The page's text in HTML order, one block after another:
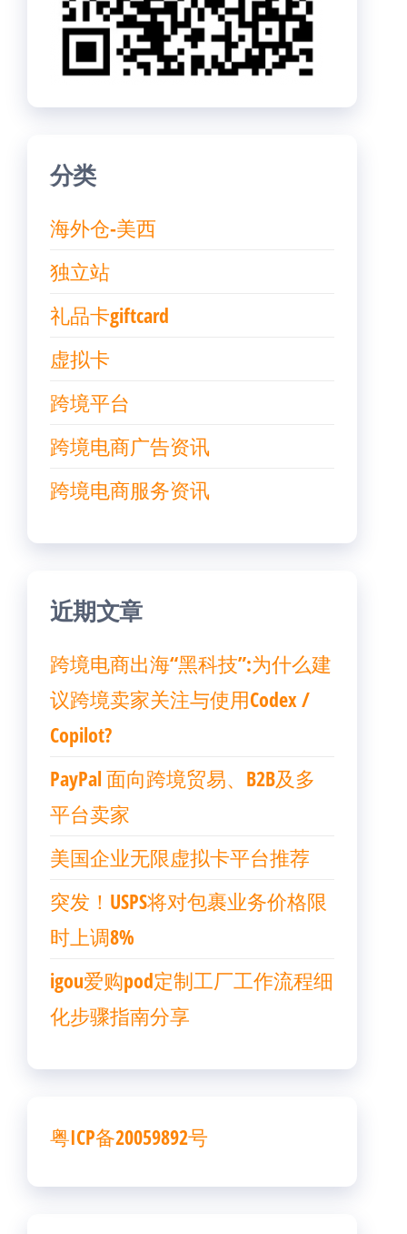
分类
海外仓-美西
独立站
礼品卡giftcard
虚拟卡
跨境平台
跨境电商广告资讯
跨境电商服务资讯
近期文章
跨境电商出海“黑科技”:为什么建
议跨境卖家关注与使用Codex /
Copilot?
PayPal 面向跨境贸易、B2B及多
平台卖家
美国企业无限虚拟卡平台推荐
突发！USPS将对包裹业务价格限
时上调8%
igou爱购pod定制工厂工作流程细
化步骤指南分享
粤ICP备20059892号